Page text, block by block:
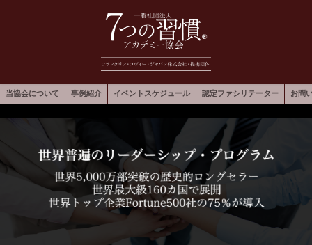
当協会について 事例紹介 イベントスケジュール 認定ファシリテーター お問